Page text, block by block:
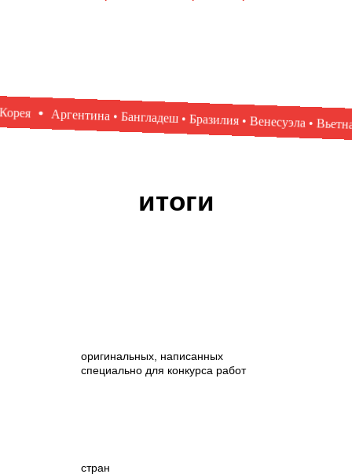
• Бразилия • Венесуэла • Вьетнам •
итоги
стран
оригинальных, написанных
специально для конкурса работ